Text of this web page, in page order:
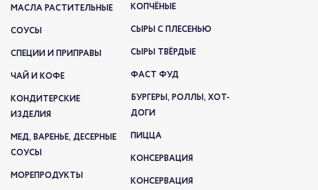
МАСЛА РАСТИТЕЛЬНЫЕ
СОУСЫ
СПЕЦИИ И ПРИПРАВЫ
ЧАЙ И КОФЕ
КОНДИТЕРСКИЕ
ИЗДЕЛИЯ
МЕД, ВАРЕНЬЕ, ДЕСЕРНЫЕ
СОУСЫ
МОРЕПРОДУКТЫ
КОПЧЁНЫЕ
СЫРЫ С ПЛЕСЕНЬЮ
СЫРЫ ТВЁРДЫЕ
ФАСТ ФУД
БУРГЕРЫ, РОЛЛЫ, ХОТ-
ДОГИ
ПИЦЦА
КОНСЕРВАЦИЯ
КОНСЕРВАЦИЯ